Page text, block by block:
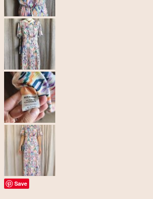
Save